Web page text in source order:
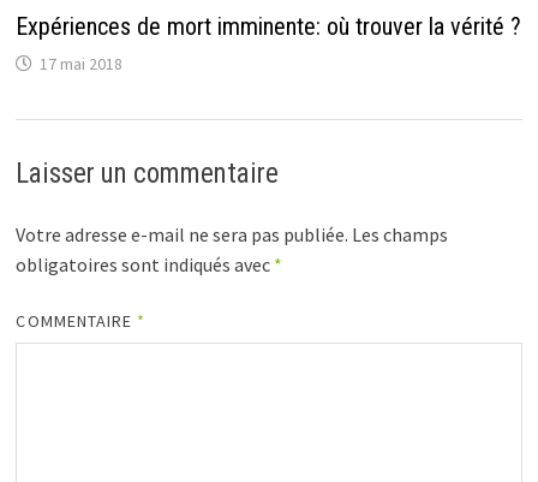
Expériences de mort imminente: où trouver la vérité ?
17 mai 2018
Laisser un commentaire
Votre adresse e-mail ne sera pas publiée. Les champs
obligatoires sont indiqués avec *
COMMENTAIRE *